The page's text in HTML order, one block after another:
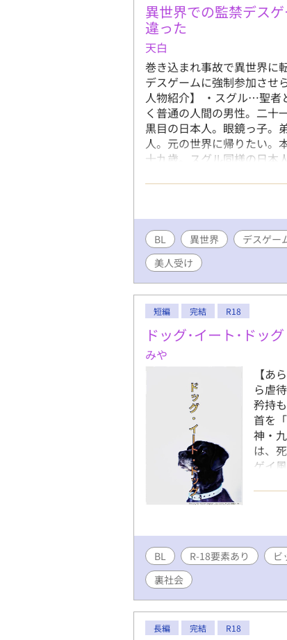
異世界での監禁デス
違った
天白
巻き込まれ事故で異世界に
デスゲームに強制参加させ
人物紹介】 ・スグル…聖者
く普通の人間の男性。二十
黒目の日本人。眼鏡っ子。
人。元の世界に帰りたい。
十九歳。スグル同様の日
る男前。聖者。茶髪に黒
があるたびに力づくで言う
異世界の男性。人間。職
るが、騎士なので剣技が得
そうな性格に見えるが、割
異世界の男性。エルフ。職
とができる。体術はあまり
筋が割れている。銀髪銀目
子は苛めたくなるタイプ。
る最高位のビーストテイ
る。三人の中で一番体格
に白と黒の毛色をしている
人間が好き。人間が、好き
ほエロBLです。主人公総
人公ですが、溺愛される
ん返しあり。ゆっくり更
ズ様でも公開中です。
BL 異世界 デスゲー
美人受け
短編 完結 R18
ドッグ･イート･ドッグ
みや
【あ
ら虐
矜持
首を
神・
は、
ゲイ
ある
どち
の物
の
洗脳
BL R-18要素あり ビ
裏社会
長編 完結 R18